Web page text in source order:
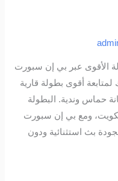
– تابع البطولة الأقوى عبر بي إن سبورت
أقوى بطولة قارية
حماس وندية. البطولة
ومع بي إن سبورت
بث استثنائية ودون